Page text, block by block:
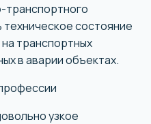
транспортного
состояние
транспортных
в аварии объектах.
узкое